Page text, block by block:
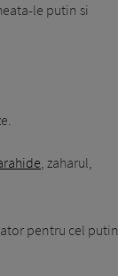
le putin si
, zaharul,
pentru cel putin